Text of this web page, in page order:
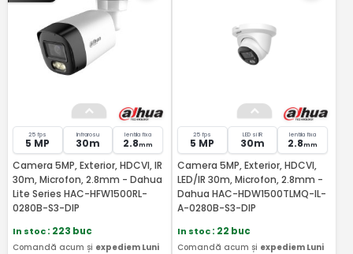
25 fps
5 MP
Infrarosu
30m
lentila fixa
2.8mm
Camera 5MP, Exterior, HDCVI, IR
30m, Microfon, 2.8mm - Dahua
Lite Series HAC-HFW1500RL-
0280B-S3-DIP
In stoc: 223 buc
Comandă acum și expediem Luni
25 fps
5 MP
LED si IR
30m
lentila fixa
2.8mm
Camera 5MP, Exterior, HDCVI,
LED/IR 30m, Microfon, 2.8mm -
Dahua HAC-HDW1500TLMQ-IL-
A-0280B-S3-DIP
In stoc: 22 buc
Comandă acum și expediem Luni